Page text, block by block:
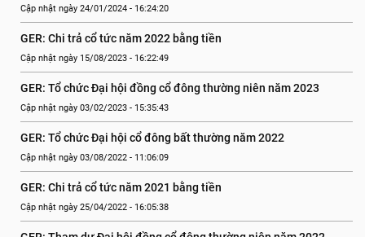
Cập nhật ngày 24/01/2024 - 16:24:20
GER: Chi trả cổ tức năm 2022 bằng tiền
Cập nhật ngày 15/08/2023 - 16:22:49
GER: Tổ chức Đại hội đồng cổ đông thường niên năm 2023
Cập nhật ngày 03/02/2023 - 15:35:43
GER: Tổ chức Đại hội cổ đông bất thường năm 2022
Cập nhật ngày 03/08/2022 - 11:06:09
GER: Chi trả cổ tức năm 2021 bằng tiền
Cập nhật ngày 25/04/2022 - 16:05:38